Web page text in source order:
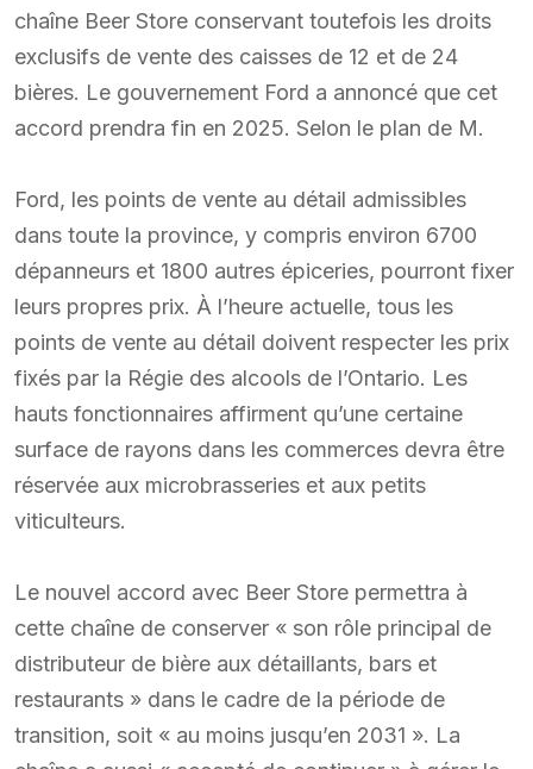
chaîne Beer Store conservant toutefois les droits
exclusifs de vente des caisses de 12 et de 24
bières. Le gouvernement Ford a annoncé que cet
accord prendra fin en 2025. Selon le plan de M.
Ford, les points de vente au détail admissibles
dans toute la province, y compris environ 6700
dépanneurs et 1800 autres épiceries, pourront fixer
leurs propres prix. À l’heure actuelle, tous les
points de vente au détail doivent respecter les prix
fixés par la Régie des alcools de l’Ontario. Les
hauts fonctionnaires affirment qu’une certaine
surface de rayons dans les commerces devra être
réservée aux microbrasseries et aux petits
viticulteurs.
Le nouvel accord avec Beer Store permettra à
cette chaîne de conserver « son rôle principal de
distributeur de bière aux détaillants, bars et
restaurants » dans le cadre de la période de
transition, soit « au moins jusqu’en 2031 ». La